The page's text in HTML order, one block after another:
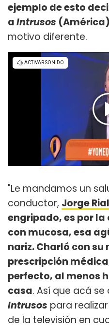
ejemplo de esto
aIntrusos
motivo diferente.
"Le mandamos un
conductor, Jorge Rial
engripado, es por
con mucosa, esa
nariz. Charló con su
prescripción
perfecto, al menos
casa. Así que acá
Intrusos para
de la televisión en